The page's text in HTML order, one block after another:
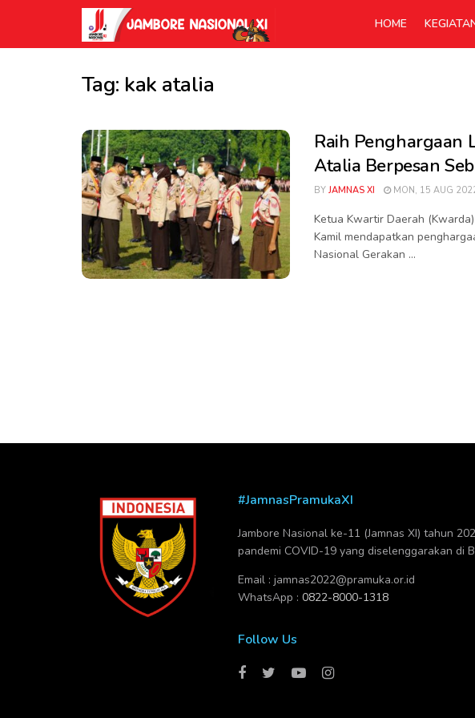
HOME
Tag: kak atalia
Raih Penghargaan
Atalia Berpesan
BY JAMNAS XI MON, 15 AUG
Ketua Kwartir Daerah
Kamil mendapatkan
Nasional Gerakan ...
#JamnasPramukaXI
Jambore Nasional ke-11 (Jamnas XI) tahun
pandemi COVID-19 yang diselenggarakan di
Email : jamnas2022@pramuka.or.id
WhatsApp : 0822-8000-1318
Follow Us